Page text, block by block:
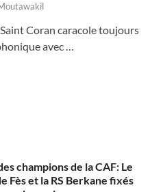
Coran caracole toujours
avec …
champions de la CAF: Le
Fès et la RS Berkane fixés